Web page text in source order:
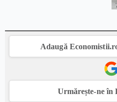
Adaugă
Urmărește-ne în